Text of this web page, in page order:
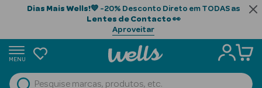
Dias Mais Wells!💙 -20% Desconto Direto em TODAS as
Lentes de Contacto👀
Aproveitar
MENU